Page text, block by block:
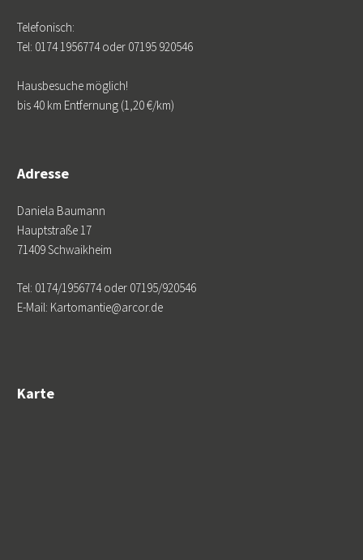
Telefonisch:
Tel: 0174 1956774 oder 07195 920546
Hausbesuche möglich!
bis 40 km Entfernung (1,20 €/km)
Adresse
Daniela Baumann
Hauptstraße 17
71409 Schwaikheim
Tel: 0174/1956774 oder 07195/920546
E-Mail: Kartomantie@arcor.de
Karte